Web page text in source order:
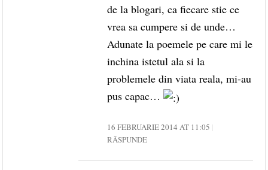
de la blogari, ca fiecare stie ce
vrea sa cumpere si de unde…
Adunate la poemele pe care mi le
inchina istetul ala si la
problemele din viata reala, mi-au
pus capac…
16 FEBRUARIE 2014 AT 11:05
RĂSPUNDE